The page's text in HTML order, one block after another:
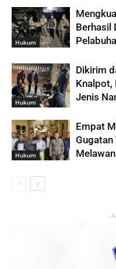
Hukum
Berhasil
Hukum
Dikirim
Knalpot,
Jenis
Hukum
Empat
Gugatan
Melawan
-